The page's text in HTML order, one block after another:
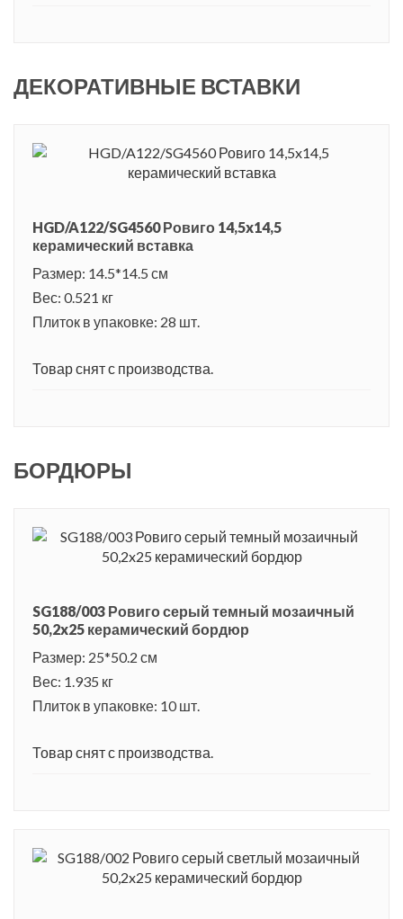
ДЕКОРАТИВНЫЕ ВСТАВКИ
HGD/A122/SG4560 Ровиго 14,5x14,5
керамический вставка
Размер: 14.5*14.5 см
Вес: 0.521 кг
Плиток в упаковке: 28 шт.
Товар снят с производства.
БОРДЮРЫ
SG188/003 Ровиго серый темный мозаичный
50,2x25 керамический бордюр
Размер: 25*50.2 см
Вес: 1.935 кг
Плиток в упаковке: 10 шт.
Товар снят с производства.